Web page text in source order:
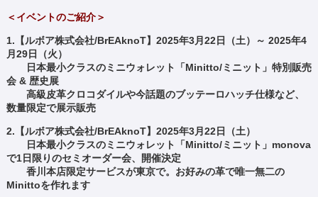
＜イベントのご紹介＞
1.【ルボア株式会社/BrEAknoT】2025年3月22日（土）～ 2025年4
月29日（火）
日本最小クラスのミニウォレット「Minitto/ミニット」特別販売
会 & 歴史展
高級皮革クロコダイルや今話題のブッテーロハッチ仕様など、
数量限定で展示販売
2.【ルボア株式会社/BrEAknoT】2025年3月22日（土）
日本最小クラスのミニウォレット「Minitto/ミニット」monova
で1日限りのセミオーダー会、開催決定
香川本店限定サービスが東京で。お好みの革で唯一無二の
Minittoを作れます